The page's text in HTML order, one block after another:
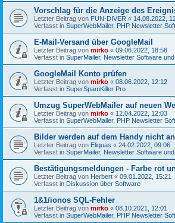
Vorschlag für die Anzeige des
Letzter Beitrag von FUN-DIVER « 14.08.2022,
Verfasst in SuperWebMailer, PHP Newsletter
E-Mail-Versand über GoogleMail
Letzter Beitrag von mirko « 09.06.2022, 18:58
Verfasst in SuperMailer, Newsletter Software
GoogleMail Konto prüfen
Letzter Beitrag von mirko « 08.06.2022, 12:12
Verfasst in SuperSpamKiller Pro
Umzug SuperWebMailer auf neuen
Letzter Beitrag von mirko « 12.04.2022, 12:03
Verfasst in SuperWebMailer, PHP Newsletter
Bilder werden auf dem Handy nicht
Letzter Beitrag von Eliquas « 24.02.2022, 09:06
Verfasst in SuperMailer, Newsletter Software
Bestätigungsmeldungen - Farbe rot
Letzter Beitrag von Herbert « 09.01.2022, 15:21
Verfasst in Diskussion über Software
1&1/ionos SQL-Fehler
Letzter Beitrag von mirko « 08.10.2021, 12:01
Verfasst in SuperWebMailer, PHP Newsletter